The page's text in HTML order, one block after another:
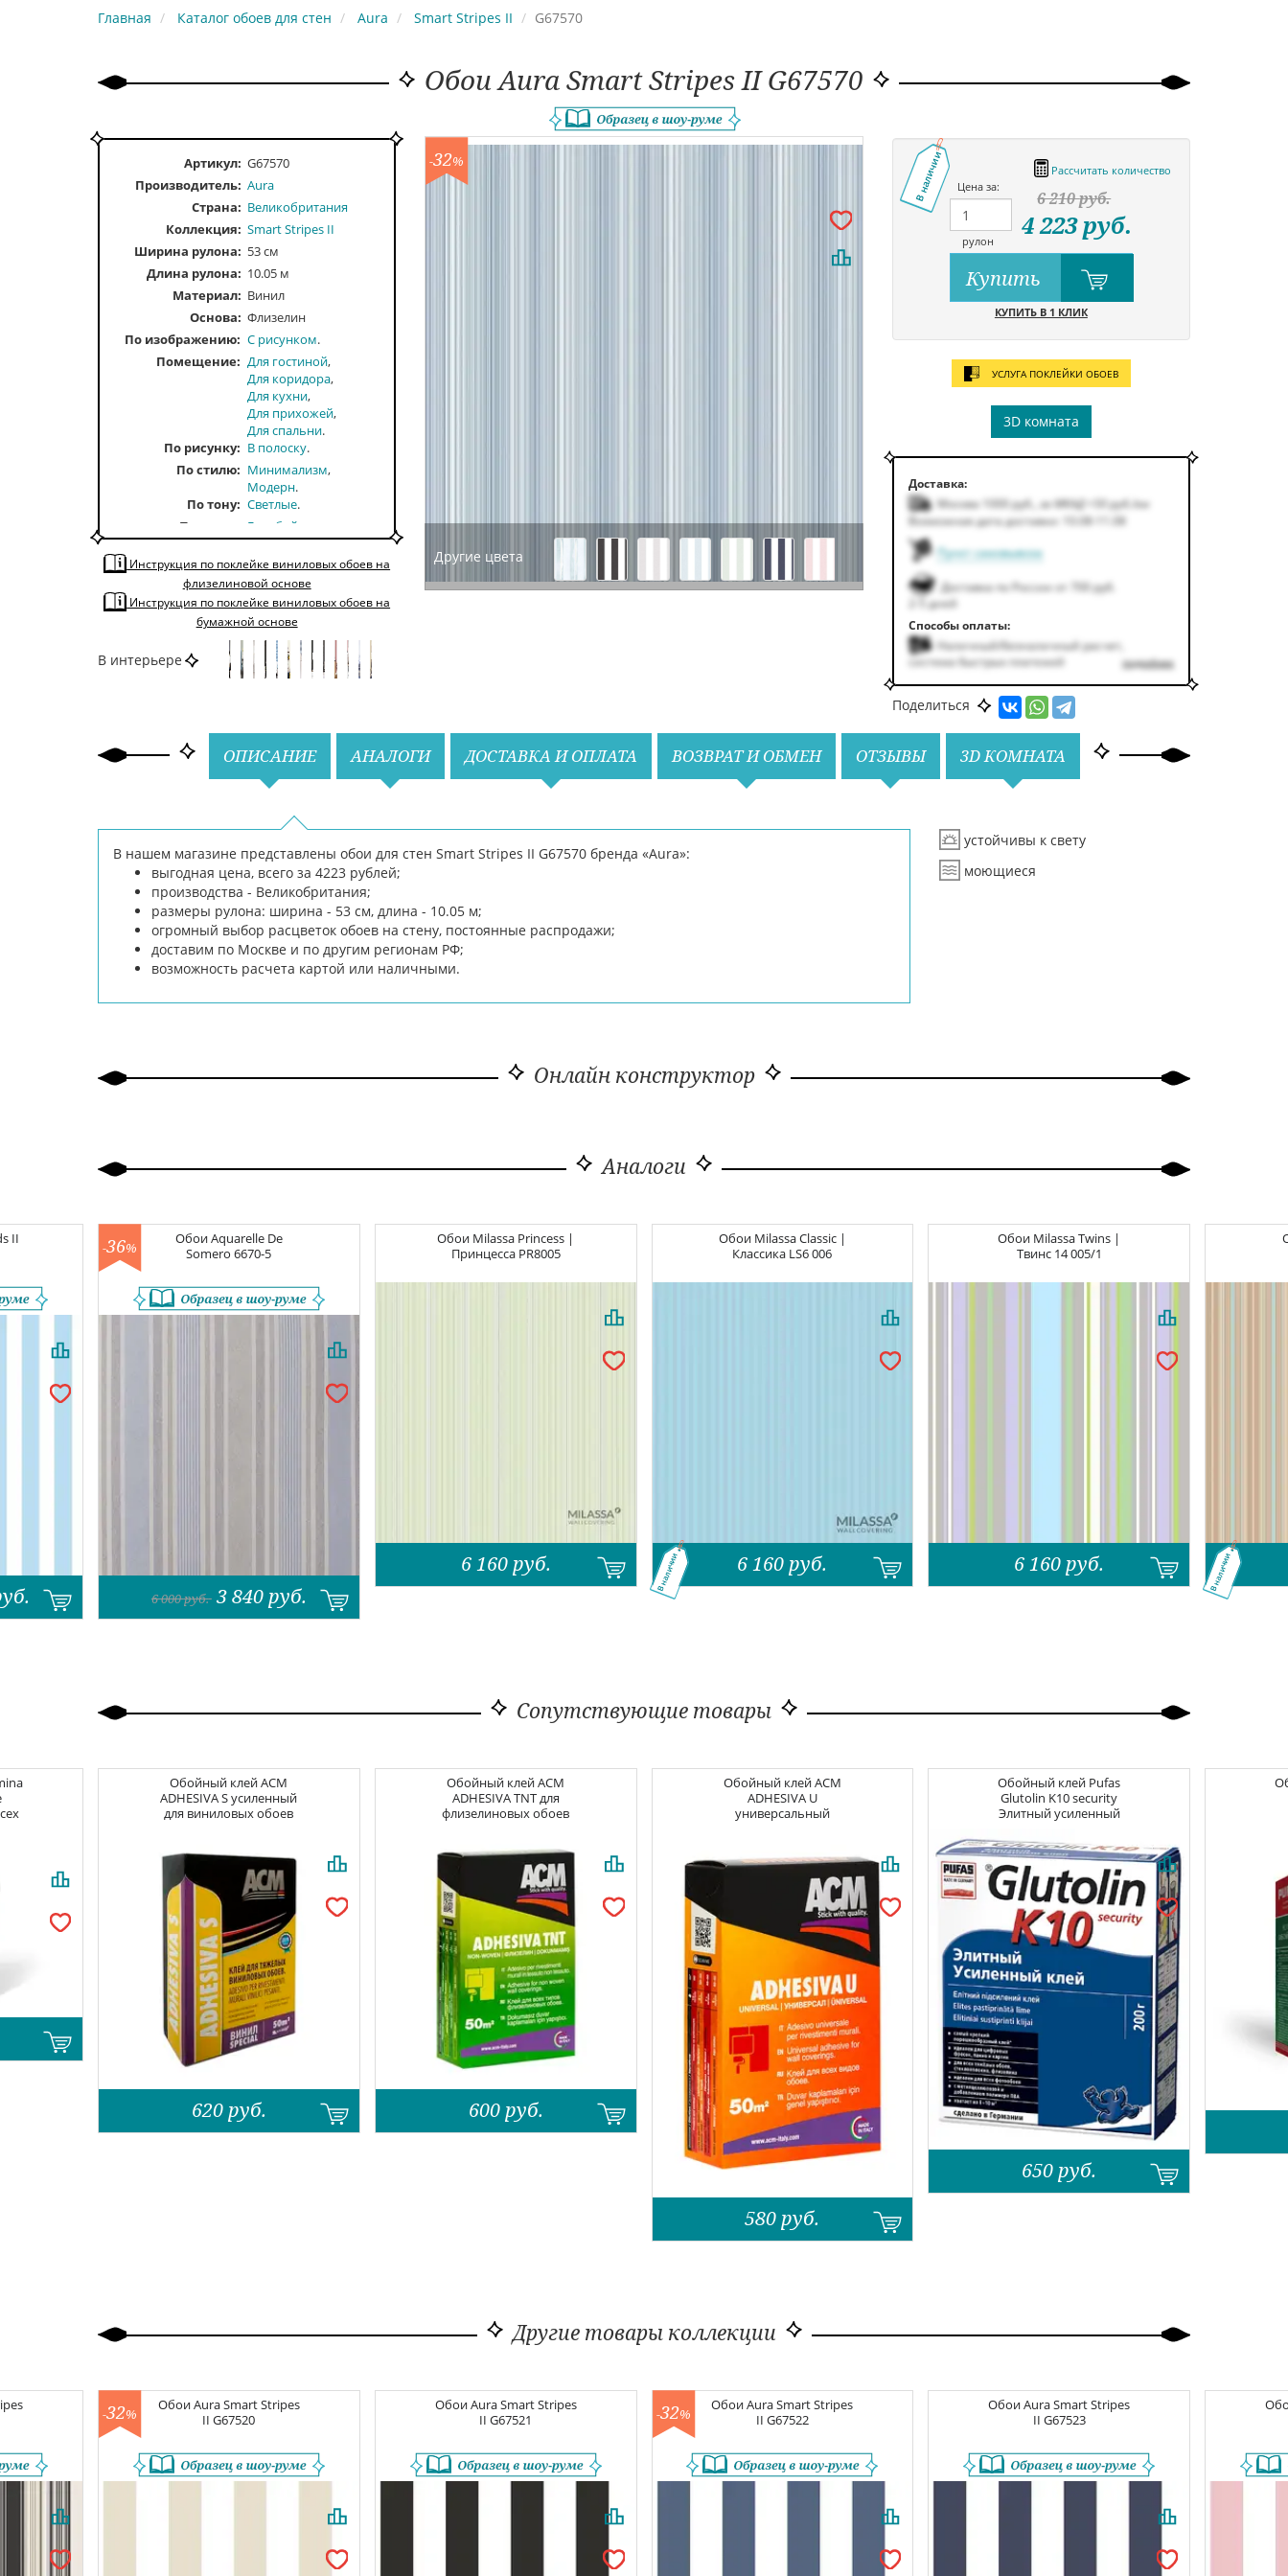
Главная Каталог обоев для стен Aura Smart Stripes II G67570
Обои Aura Smart Stripes II G67570
-32%
Другие цвета
Назад
В наличии
Рассчитать количество
Цена за:
рулон
6 210руб.
4 223руб.
Купить
КУПИТЬ В 1 КЛИК
УСЛУГА ПОКЛЕЙКИ ОБОЕВ
3D комната
Доставка:
Москва 1000руб. за МКАД +50руб. /км
Возможная дата доставки: 10.08-11.08
Пункт самовывоза
Доставка по России от 700 руб.
2-5 дней
Способы оплаты:
Наличный/безналичный расчет,
система быстрых платежей
подробнее
Поделиться
Артикул: G67570
Производитель: Aura
Страна: Великобритания
Коллекция: Smart Stripes II
Ширина рулона: 53 см
Длина рулона: 10.05 м
Материал: Винил
Основа: Флизелин
По изображению
С рисунком
Помещение
Для гостиной
Для коридора
Для кухни
Для прихожей
Для спальни
По рисунку
В полоску
По стилю
Минимализм
Модерн
По тону
Светлые
По цвету
Голубой
Инструкция по поклейке виниловых обоев на
флизелиновой основе
Инструкция по поклейке виниловых обоев на
бумажной основе
В интерьере
ОПИСАНИЕ АНАЛОГИ ДОСТАВКА И ОПЛАТА ВОЗВРАТ И ОБМЕН ОТЗЫВЫ 3D КОМНАТА
В нашем магазине представлены обои для стен Smart Stripes II G67570 бренда «Aura»:
выгодная цена, всего за 4223 рублей;
производства - Великобритания;
размеры рулона: ширина - 53 см, длина - 10.05 м;
огромный выбор расцветок обоев на стену, постоянные распродажи;
доставим по Москве и по другим регионам РФ;
возможность расчета картой или наличными.
устойчивы к свету
моющиеся
Онлайн конструктор
Аналоги
II ОбоиAquarelle De
Somero6670-5
-36%
6 000руб. 3 840 руб.
Обои Milassa Princess |
Принцесса PR8005
6 160 руб.
Обои Milassa Classic |
Классика LS6 006
6 160 руб.
В наличии
Обои Milassa Twins |
Твинс 14 005/1
6 160 руб. В наличии
Сопутствующие товары
Обойный клейACM
ADHESIVA S усиленный
для виниловых обоев
620 руб.
Обойный клейACM
ADHESIVA TNT для
флизелиновых обоев
600 руб.
Обойный клейACM
ADHESIVA U
универсальный
580 руб.
Обойный клей Pufas
Glutolin K10 security
Элитный усиленный
650 руб.
Другие товары коллекции
ОбоиAura Smart Stripes
IIG67520
-32%
ОбоиAura Smart Stripes
IIG67521
ОбоиAura Smart Stripes
II G67522
-32%
ОбоиAura Smart Stripes
II G67523